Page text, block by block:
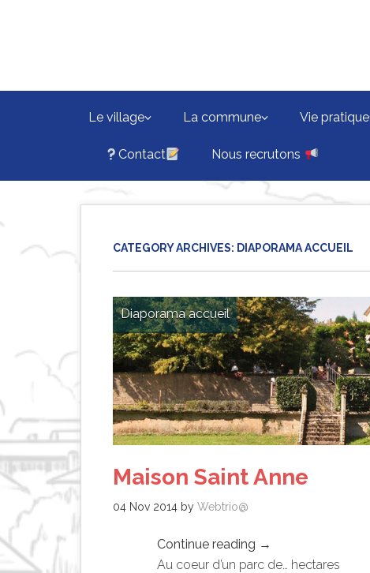
Le village La commune Vie pratique
Contact Nous recrutons
CATEGORY ARCHIVES: DIAPORAMA ACCUEIL
Diaporama accueil
Maison Saint Anne
04 Nov 2014 by Webtrio@
Continue reading →
Au coeur d’un parc de… hectares